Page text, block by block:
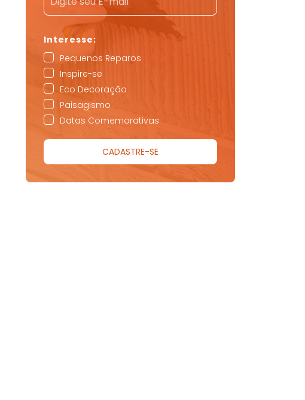
Pequenos Reparos
Inspire-se
Eco Decoração
Paisagismo
Datas Comemorativas